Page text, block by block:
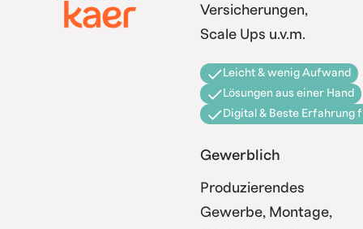
Versicherungen,
Scale Ups u.v.m.
Leicht & wenig Aufwand
Lösungen aus einer Hand
Digital & Beste Erfahrung
Gewerblich
Produzierendes
Gewerbe, Montage,